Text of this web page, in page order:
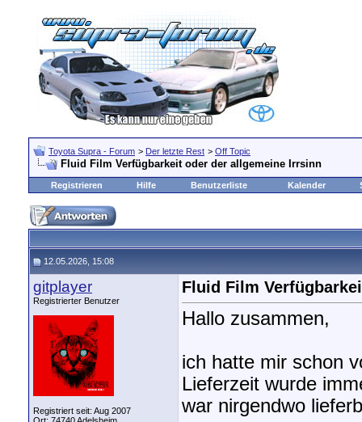
Toyota Supra - Forum > Der letzte Rest > Off Topic
Fluid Film Verfügbarkeit oder der allgemeine Irrsinn
Registrieren Hilfe Benutzerliste Kalender
12.05.2026, 15:08
gitplayer
Registrierter Benutzer
Registriert seit: Aug 2007
Fluid Film
Hallo zusammen,
ich hatte mir schon
Lieferzeit wurde
war nirgendwo